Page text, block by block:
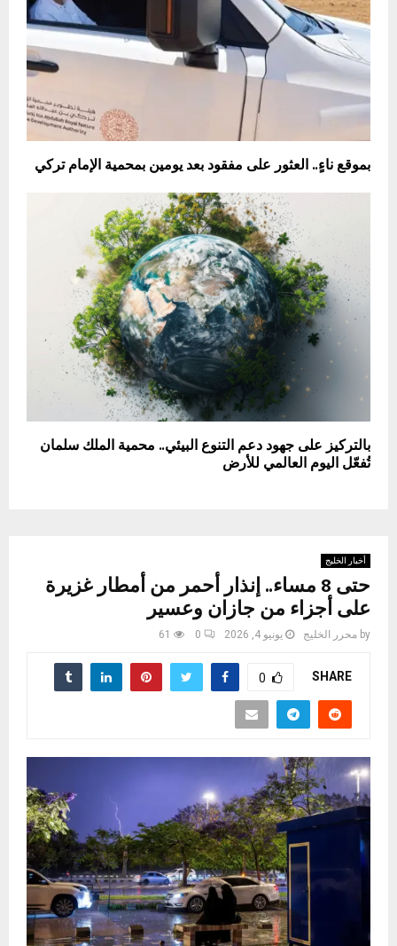
بموقع ناءٍ.. العثور على مفقود بعد يومين بمحمية الإمام تركي
بالتركيز على جهود دعم التنوع البيئي.. محمية الملك سلمان
تُفعّل اليوم العالمي للأرض
أخبار الخليج
حتى 8 مساء.. إنذار أحمر من أمطار غزيرة
على أجزاء من جازان وعسير
by محرر الخليج يونيو 4, 2026 0
61
SHARE
0